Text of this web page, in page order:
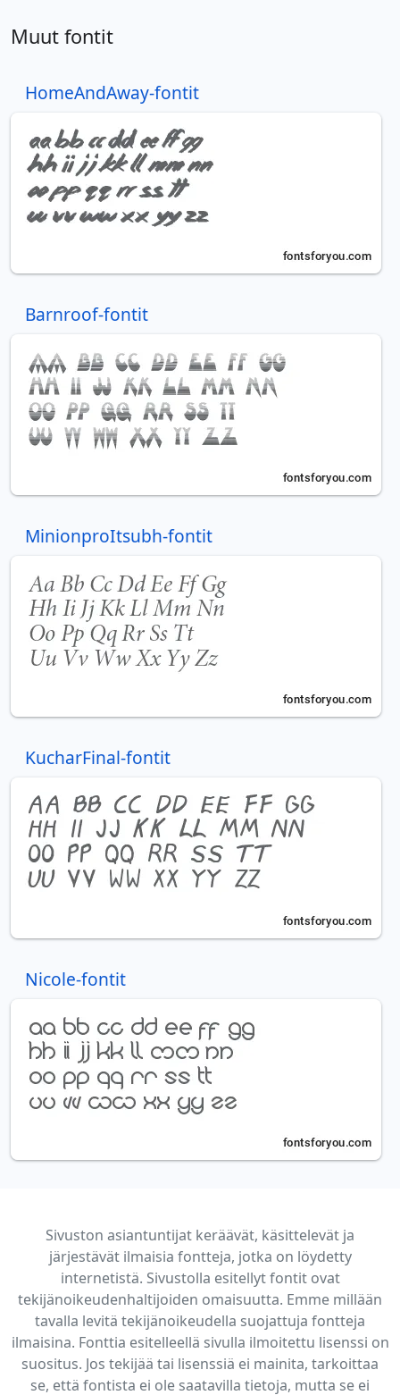
Muut fontit
HomeAndAway-fontit
Barnroof-fontit
MinionproItsubh-fontit
KucharFinal-fontit
Nicole-fontit
Sivuston asiantuntijat keräävät, käsittelevät ja
järjestävät ilmaisia fontteja, jotka on löydetty
internetistä. Sivustolla esitellyt fontit ovat
tekijänoikeudenhaltijoiden omaisuutta. Emme millään
tavalla levitä tekijänoikeudella suojattuja fontteja
ilmaisina. Fonttia esitelleellä sivulla ilmoitettu lisenssi on
suositus. Jos tekijää tai lisenssiä ei mainita, tarkoittaa
se, että fontista ei ole saatavilla tietoja, mutta se ei